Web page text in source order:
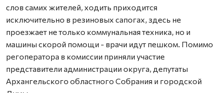
слов самих жителей, ходить приходится
исключительно в резиновых сапогах, здесь не
проезжает не только коммунальная техника, но и
машины скорой помощи - врачи идут пешком. Помимо
регоператора в комиссии приняли участие
представители администрации округа, депутаты
Архангельского областного Собрания и городской